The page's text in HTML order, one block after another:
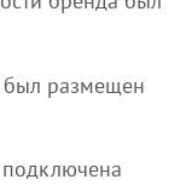
размещен